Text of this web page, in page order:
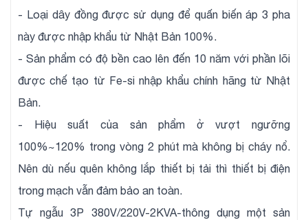
- Loại dây đồng được sử dụng để quấn biến áp 3 pha
này được nhập khẩu từ Nhật Bản 100%.
- Sản phẩm có độ bền cao lên đến 10 năm với phần lõi
được chế tạo từ Fe-si nhập khẩu chính hãng từ Nhật
Bản.
- Hiệu suất của sản phẩm ở vượt ngưỡng
100%~120% trong vòng 2 phút mà không bị cháy nổ.
Nên dù nếu quên không lắp thiết bị tải thì thiết bị điện
trong mạch vẫn đảm bảo an toàn.
Tự ngẫu 3P 380V/220V-2KVA-thông dụng một sản